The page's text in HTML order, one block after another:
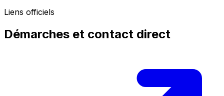
Liens officiels
Démarches et contact direct